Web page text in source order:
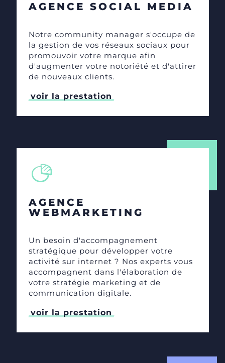
AGENCE SOCIAL MEDIA
Notre community manager s'occupe de
la gestion de vos réseaux sociaux pour
promouvoir votre marque afin
d'augmenter votre notoriété et d'attirer
de nouveaux clients.
voir la prestation
AGENCE
WEBMARKETING
Un besoin d'accompagnement
stratégique pour développer votre
activité sur internet ? Nos experts vous
accompagnent dans l'élaboration de
votre stratégie marketing et de
communication digitale.
voir la prestation